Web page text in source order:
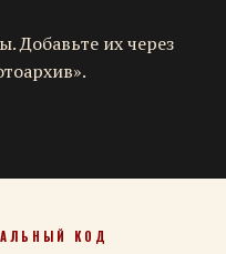
Добавьте их через
КОД